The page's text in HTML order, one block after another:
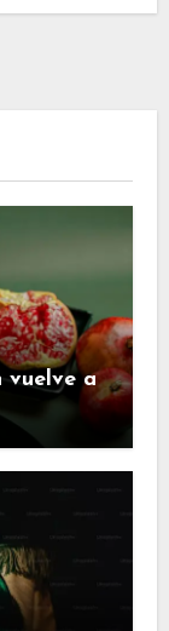
vuelve a